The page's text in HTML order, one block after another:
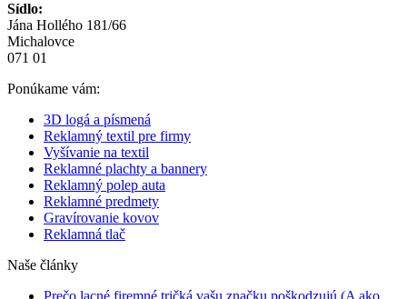
Sídlo:
Jána Hollého 181/66
Michalovce
071 01
Ponúkame vám:
3D logá a písmená
Reklamný textil pre firmy
Vyšívanie na textil
Reklamné plachty a bannery
Reklamný polep auta
Reklamné predmety
Gravírovanie kovov
Reklamná tlač
Naše články